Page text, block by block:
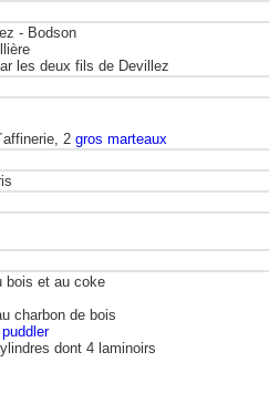
- Bodson
les deux fils de Devillez
2 gros marteaux
bois et au coke
charbon de bois
puddler
dont 4 laminoirs